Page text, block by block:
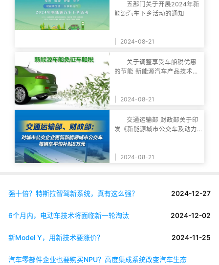
五部门关于开展2024年新
能源汽车下乡活动的通知
2024-08-21
关于调整享受车船税优惠
的节能 新能源汽车产品技术要
2024-08-21
交通运输部 财政部关于印
发《新能源城市公交车及动力
2024-08-21
强十倍？特斯拉智驾新系统，真有这么强？ 2024-12-27
6个月内，电动车技术将面临新一轮淘汰 2024-12-02
新Model Y，用新技术要涨价？ 2024-11-25
汽车零部件企业也要购买NPU？高度集成系统改变汽车生态